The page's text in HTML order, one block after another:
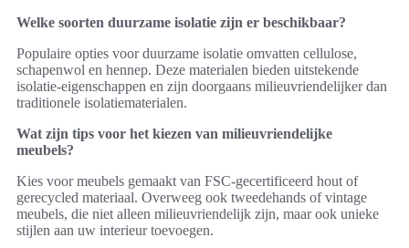
Welke soorten duurzame isolatie zijn er beschikbaar?
Populaire opties voor duurzame isolatie omvatten cellulose,
schapenwol en hennep. Deze materialen bieden uitstekende
isolatie-eigenschappen en zijn doorgaans milieuvriendelijker dan
traditionele isolatiematerialen.
Wat zijn tips voor het kiezen van milieuvriendelijke
meubels?
Kies voor meubels gemaakt van FSC-gecertificeerd hout of
gerecycled materiaal. Overweeg ook tweedehands of vintage
meubels, die niet alleen milieuvriendelijk zijn, maar ook unieke
stijlen aan uw interieur toevoegen.